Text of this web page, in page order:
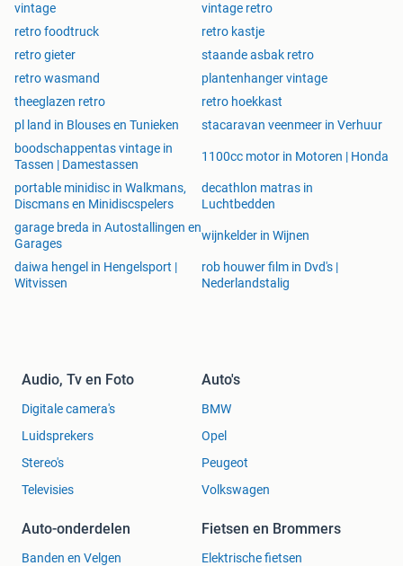
vintage
vintage retro
retro foodtruck
retro kastje
retro gieter
staande asbak retro
retro wasmand
plantenhanger vintage
theeglazen retro
retro hoekkast
pl land in Blouses en Tunieken
stacaravan veenmeer in Verhuur
boodschappentas vintage in
Tassen | Damestassen
1100cc motor in Motoren | Honda
portable minidisc in Walkmans,
Discmans en Minidiscspelers
decathlon matras in
Luchtbedden
garage breda in Autostallingen en
Garages
wijnkelder in Wijnen
daiwa hengel in Hengelsport |
Witvissen
rob houwer film in Dvd's |
Nederlandstalig
Audio, Tv en Foto
Digitale camera's
Luidsprekers
Stereo's
Televisies
Auto's
BMW
Opel
Peugeot
Volkswagen
Auto-onderdelen
Banden en Velgen
Fietsen en Brommers
Elektrische fietsen